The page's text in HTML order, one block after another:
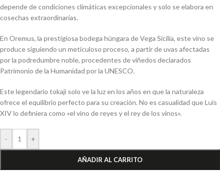
depende de condiciones climáticas excepcionales y solo se elabora en
cosechas extraordinarias.
En Oremus, la prestigiosa bodega húngara de Vega Sicilia, este vino se
produce siguiendo un meticuloso proceso, a partir de uvas afectadas
por la podredumbre noble, procedentes de viñedos declarados
Patrimonio de la Humanidad por la UNESCO.
Este legendario tokaji solo ve la luz en los años en que la naturaleza
ofrece el equilibrio perfecto para su creación. No es casualidad que Luis
XIV lo definiera como «el vino de reyes y el rey de los vinos».
- +
AÑADIR AL CARRITO